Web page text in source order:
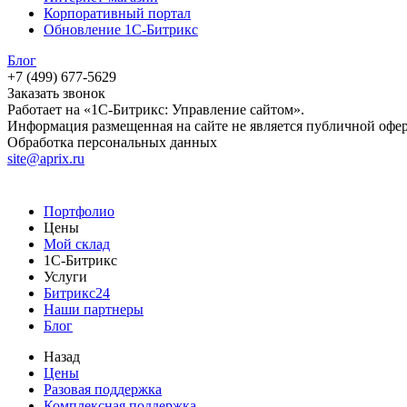
Корпоративный портал
Обновление 1С-Битрикс
Блог
+7 (499) 677-5629
Заказать звонок
Работает на «1С-Битрикс: Управление сайтом».
Информация размещенная на сайте не является публичной
Обработка персональных данных
site@aprix.ru
Портфолио
Цены
Мой склад
1С-Битрикс
Услуги
Битрикс24
Наши партнеры
Блог
Назад
Цены
Разовая поддержка